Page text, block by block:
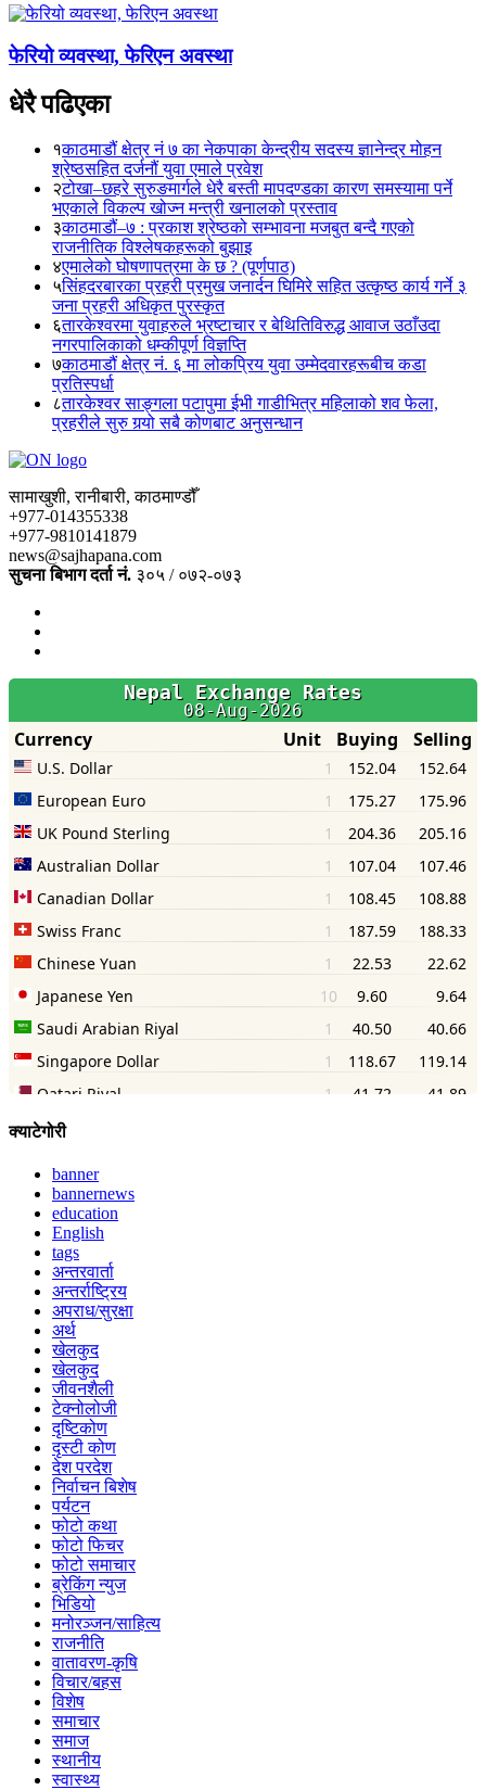
फेरियो व्यवस्था, फेरिएन अवस्था
धेरै पढिएका
१काठमाडौं क्षेत्र नं ७ का नेकपाका केन्द्रीय सदस्य ज्ञानेन्द्र मोहन
श्रेष्ठसहित दर्जनौं युवा एमाले प्रवेश
२टोखा–छहरे सुरुङमार्गले धेरै बस्ती मापदण्डका कारण समस्यामा पर्ने
भएकाले विकल्प खोज्न मन्त्री खनालको प्रस्ताव
३काठमाडौं–७ : प्रकाश श्रेष्ठको सम्भावना मजबुत बन्दै गएको
राजनीतिक विश्लेषकहरूको बुझाइ
४एमालेको घोषणापत्रमा के छ ? (पूर्णपाठ)
५सिंहदरबारका प्रहरी प्रमुख जनार्दन घिमिरे सहित उत्कृष्ठ कार्य गर्ने ३
जना प्रहरी अधिकृत पुरस्कृत
६तारकेश्वरमा युवाहरुले भ्रष्टाचार र बेथितिविरुद्ध आवाज उठाँउदा
नगरपालिकाको धम्कीपूर्ण विज्ञप्ति
७काठमाडौं क्षेत्र नं. ६ मा लोकप्रिय युवा उम्मेदवारहरूबीच कडा
प्रतिस्पर्धा
८तारकेश्वर साङ्गला पटापुमा ईभी गाडीभित्र महिलाको शव फेला,
प्रहरीले सुरु गर्‍यो सबै कोणबाट अनुसन्धान
सामाखुशी, रानीबारी, काठमाण्डौँ
+977-014355338
+977-9810141879
news@sajhapana.com
सुचना बिभाग दर्ता नं. ३०५ / ०७२-०७३
क्याटेगोरी
banner
bannernews
education
English
tags
अन्तरवार्ता
अन्तर्राष्ट्रिय
अपराध/सुरक्षा
अर्थ
खेलकुद
खेलकुद
जीवनशैली
टेक्नोलोजी
दृष्टिकोण
दृस्टी कोण
देश परदेश
निर्वाचन बिशेष
पर्यटन
फोटो कथा
फोटो फिचर
फोटो समाचार
ब्रेकिंग न्युज
भिडियो
मनोरञ्जन/साहित्य
राजनीति
वातावरण-कृषि
विचार/बहस
विशेष
समाचार
समाज
स्थानीय
स्वास्थ्य